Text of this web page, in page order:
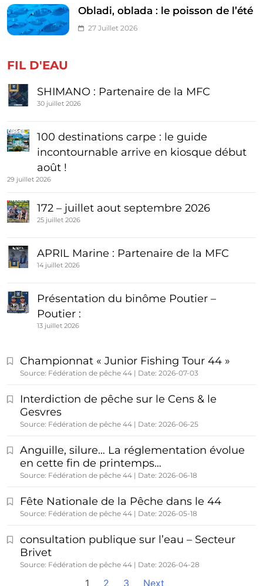
Obladi, oblada : le poisson de l’été
27 Juillet 2026
FIL D'EAU
SHIMANO : Partenaire de la MFC
30 juillet 2026
100 destinations carpe : le guide
incontournable arrive en kiosque début
août !
29 juillet 2026
172 – juillet aout septembre 2026
25 juillet 2026
APRIL Marine : Partenaire de la MFC
14 juillet 2026
Présentation du binôme Poutier –
Poutier :
13 juillet 2026
Championnat « Junior Fishing Tour 44 »
Source: Fédération de pêche 44 Date: 2026-07-03
Interdiction de pêche sur le Cens & le
Gesvres
Source: Fédération de pêche 44 Date: 2026-06-25
Anguille, silure… La réglementation évolue
en cette fin de printemps…
Source: Fédération de pêche 44 Date: 2026-06-18
Fête Nationale de la Pêche dans le 44
Source: Fédération de pêche 44 Date: 2026-05-18
consultation publique sur l’eau – Secteur
Brivet
Source: Fédération de pêche 44 Date: 2026-04-28
1 2 3 Next